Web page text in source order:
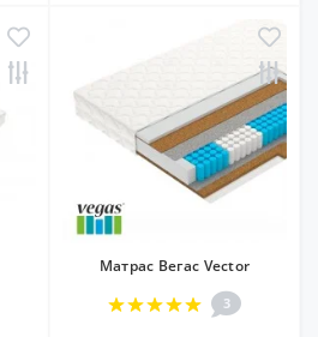
Матрас Вегас Vector
3